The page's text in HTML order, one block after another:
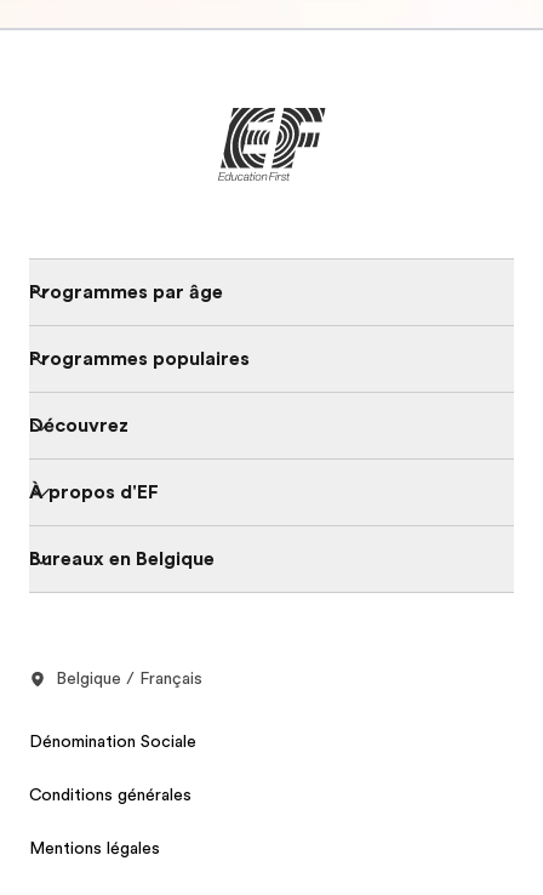
Programmes par âge
Programmes populaires
Découvrez
À propos d'EF
Bureaux en Belgique
Belgique / Français
Dénomination Sociale
Conditions générales
Mentions légales